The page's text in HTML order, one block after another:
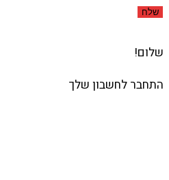
שלח
שלום!
התחבר לחשבון שלך